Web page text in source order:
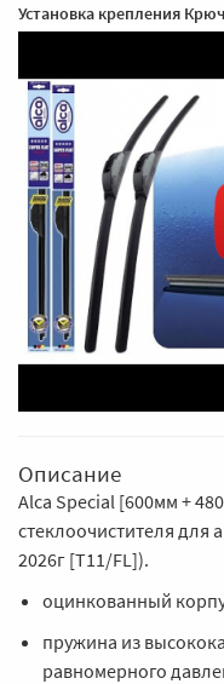
Установка крепления
Описание
Alca Special [600мм +
стеклоочистителя для
2026г [T11/FL]).
оцинкованный
пружина из
равномерного